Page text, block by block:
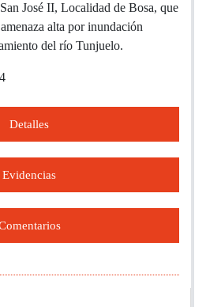
José II, Localidad de Bosa, que
alta por inundación
del río Tunjuelo.
Detalles
Evidencias